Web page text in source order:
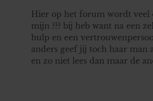
Hier op het forum wordt veel
mijn ??? bij heb want na een
hulp en een
anders geef jij toch haar man
en zo niet lees dan maar de